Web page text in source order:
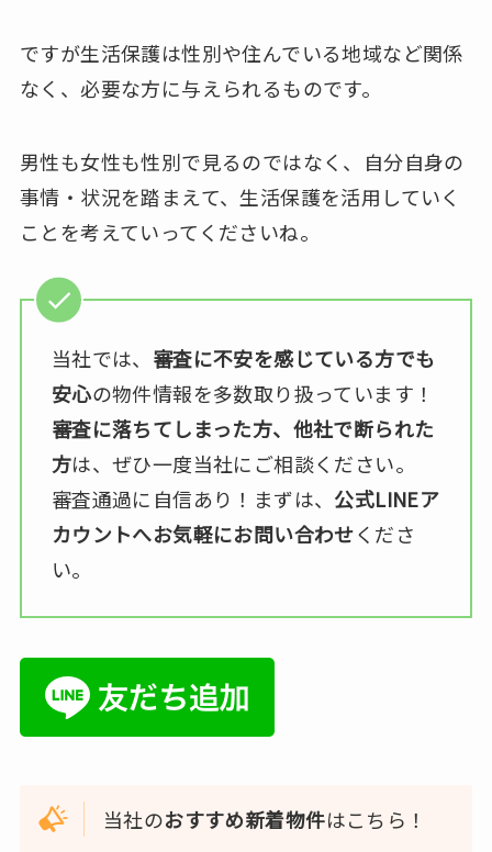
ですが生活保護は性別や住んでいる地域など関係
なく、必要な方に与えられるものです。
男性も女性も性別で見るのではなく、自分自身の
事情・状況を踏まえて、生活保護を活用していく
ことを考えていってくださいね。
当社では、 審査に不安を感じている方でも
安心の物件情報を多数取り扱っています！
審査に落ちてしまった方、他社で断られた
方は、ぜひ一度当社にご相談ください。
審査通過に自信あり！まずは、 公式LINEア
カウントへお気軽にお問い合わせくださ
い。
当社のおすすめ新着物件はこちら！